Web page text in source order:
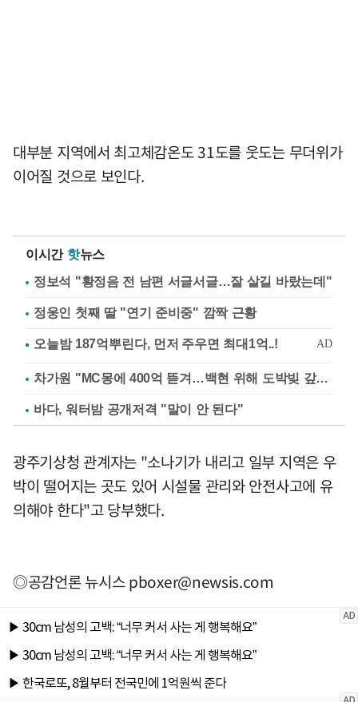
대부분 지역에서 최고체감온도 31도를 웃도는 무더위가
이어질 것으로 보인다.
이시간 핫뉴스
정보석 "황정음 전 남편 서글서글…잘 살길 바랐는데"
정웅인 첫째 딸 "연기 준비중" 깜짝 근황
차가원 "MC몽에 400억 뜯겨…백현 위해 도박빚 갚아줘"
바다, 워터밤 공개저격 "말이 안 된다"
광주기상청 관계자는 "소나기가 내리고 일부 지역은 우
박이 떨어지는 곳도 있어 시설물 관리와 안전사고에 유
의해야 한다"고 당부했다.
◎공감언론 뉴시스pboxer@newsis.com